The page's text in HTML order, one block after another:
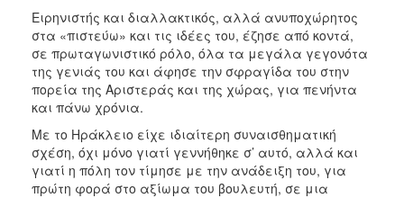
Ειρηνιστής και διαλλακτικός, αλλά ανυποχώρητος
στα «πιστεύω» και τις ιδέες του, έζησε από κοντά,
σε πρωταγωνιστικό ρόλο, όλα τα μεγάλα γεγονότα
της γενιάς του και άφησε την σφραγίδα του στην
πορεία της Αριστεράς και της χώρας, για πενήντα
και πάνω χρόνια.
Με το Ηράκλειο είχε ιδιαίτερη συναισθηματική
σχέση, όχι μόνο γιατί γεννήθηκε σ’ αυτό, αλλά και
γιατί η πόλη τον τίμησε με την ανάδειξη του, για
πρώτη φορά στο αξίωμα του βουλευτή, σε μια